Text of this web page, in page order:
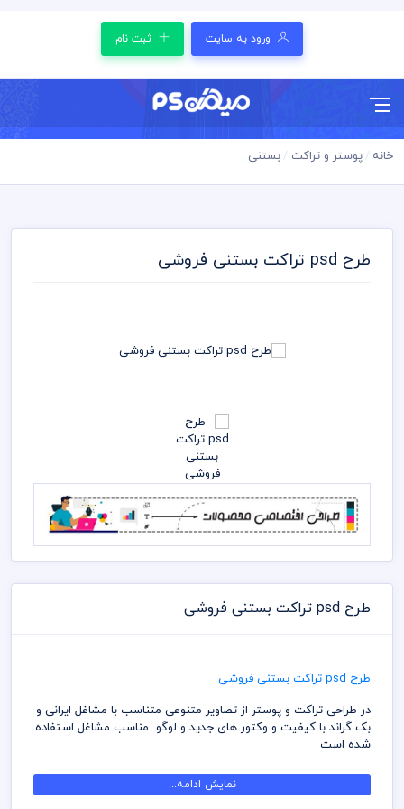
ورود به سایت ثبت نام
خانه پوستر و تراکت بستنی
طرح psd تراکت بستنی فروشی
طرح psd تراکت بستنی فروشی
طرح psd تراکت بستنی فروشی
در طراحی تراکت و پوستر از تصاویر متنوعی متناسب با مشاغل ایرانی و
بک گراند با کیفیت و وکتور های جدید و لوگو مناسب مشاغل استفاده
شده است
در طراحی تراکت و پوستر لایه باز از متنوع ترین رنگ و دیزاین بصورت
لایه باز استفاده شده که شما بتوانید لایه های مختلف تراکت را به
نمایش ادامه...